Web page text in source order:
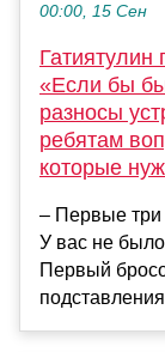
00:00, 15 Сен
Гатиятулин
«Если бы
разносы
ребятам
которые
– Первые три
У вас не
Первый